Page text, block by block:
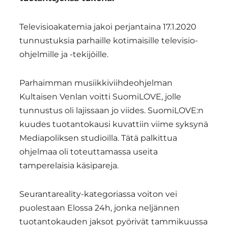
Televisioakatemia jakoi perjantaina 17.1.2020
tunnustuksia parhaille kotimaisille televisio-
ohjelmille ja -tekijöille.
Parhaimman musiikkiviihdeohjelman
Kultaisen Venlan voitti SuomiLOVE, jolle
tunnustus oli lajissaan jo viides. SuomiLOVE:n
kuudes tuotantokausi kuvattiin viime syksynä
Mediapoliksen studioilla. Tätä palkittua
ohjelmaa oli toteuttamassa useita
tamperelaisia käsipareja.
Seurantareality-kategoriassa voiton vei
puolestaan Elossa 24h, jonka neljännen
tuotantokauden jaksot pyörivät tammikuussa